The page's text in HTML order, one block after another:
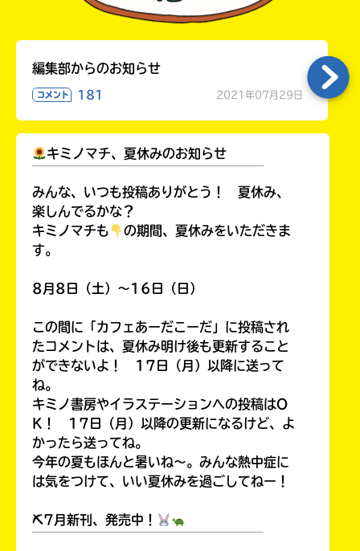
編集部からのお知らせ
コメント 181 2021年07月29日
キミノマチ、夏休みのお知らせ
みんな、いつも投稿ありがとう！ 夏休み、
楽しんでるかな？
キミノマチも
の期間、夏休みをいただきま
す。
8月8日（土）～16日（日）
この間に「カフェあーだこーだ」に投稿され
たコメントは、夏休み明け後も更新すること
ができないよ！ 17日（月）以降に送って
ね。
キミノ書房やイラステーションへの投稿はO
K！ 17日（月）以降の更新になるけど、よ
かったら送ってね。
今年の夏もほんと暑いね～。みんな熱中症に
は気をつけて、いい夏休みを過ごしてねー！
⛏7月新刊、発売中！